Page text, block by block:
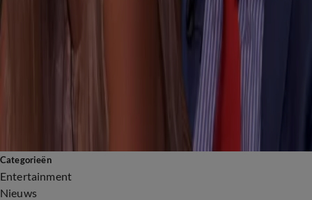
Sinds 2022 is Johan te zien in het spraakmakende programma
Vandaag Inside. Samen met René van der Gijp en Wilfred Genee
bespreken de heren de meest actuele onderwerpen in het bijzijn
. Johan staat bekend vanwege zijn
nergens omheen draait.
Bekijk de video's en updates over Johan Derksen op
en blijf op de hoogte van het laatste nieuws
Categorieën
Entertainment
Nieuws